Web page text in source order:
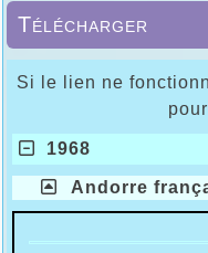
Télécharger
Si le lien ne
1968
Andorre